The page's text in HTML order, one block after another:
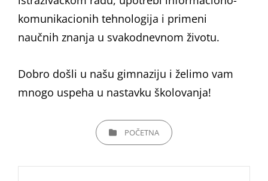
komunikacionih tehnologija i primeni
naučnih znanja u svakodnevnom životu.
Dobro došli u našu gimnaziju i želimo vam
mnogo uspeha u nastavku školovanja!
CATEGORIESPOČETNA